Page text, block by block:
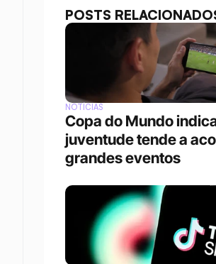
POSTS
NOTÍCIAS
Copa do Mundo
juventude tende a
grandes eventos